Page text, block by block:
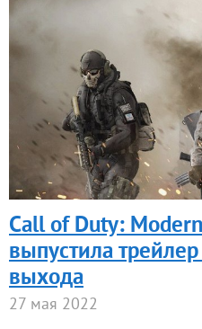
Call of Duty:
выпустила
выхода
27 мая 2022